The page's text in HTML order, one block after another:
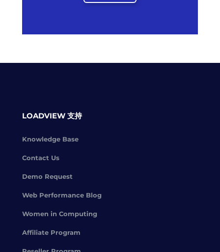
LOADVIEW 支持
Knowledge Base
Contact Us
Demo Request
Web Performance Blog
Women in Computing
Affiliate Program